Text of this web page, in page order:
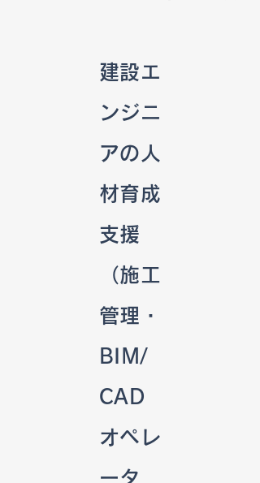
建設エ
ンジニ
アの人
材育成
支援
（施工
管理・
BIM/
CAD
オペレ
ータ